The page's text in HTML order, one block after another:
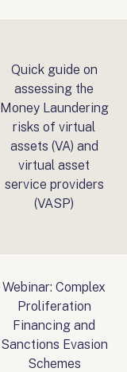
Quick guide on
assessing the
Money Laundering
risks of virtual
assets (VA) and
virtual asset
service providers
(VASP)
Webinar: Complex
Proliferation
Financing and
Sanctions Evasion
Schemes